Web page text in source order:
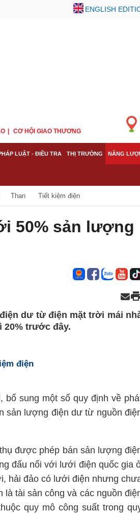
ENGLISH
CƠ HỘI GIAO THƯƠNG
LUẬT - ĐIỀU TRA THỊ TRƯỜNG NĂNG
Than Tiết kiệm điện
50% sản lượng
dư từ điện mặt trời mái
20% trước đây.
điện
bổ sung một số quy định về
sản lượng điện dư từ nguồn
được phép bán sản lượng
đấu nối với lưới điện quốc gia
hải đảo có lưới điện nhưng
là tài sản công và các nguồn
quy mô công suất trong